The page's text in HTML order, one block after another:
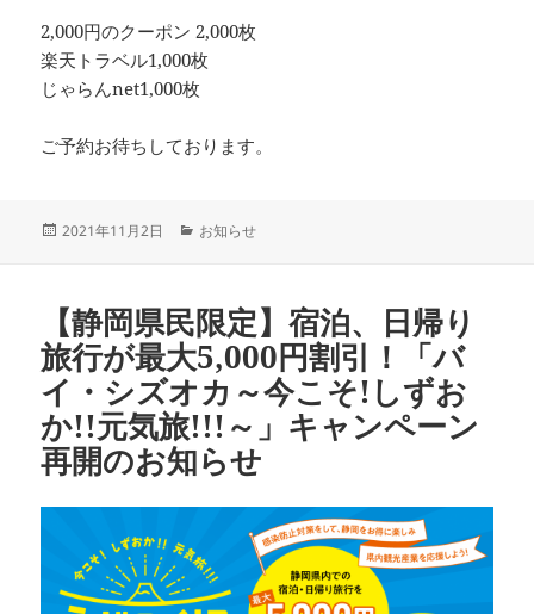
2,000円のクーポン 2,000枚
楽天トラベル1,000枚
じゃらんnet1,000枚
ご予約お待ちしております。
投
2021年11月2日
カ
ー
お知らせ
【静岡県民限定】宿泊、日帰り
旅行が最大5,000円割引！「バ
イ・シズオカ～今こそ!しずお
か!!元気旅!!!～」キャンペーン
再開のお知らせ